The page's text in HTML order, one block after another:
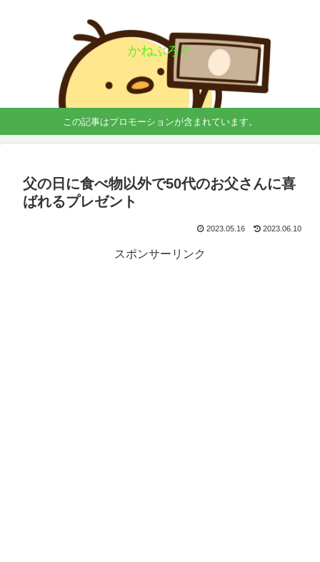
かねぶろぐ
この記事はプロモーションが含まれています。
父の日に食べ物以外で50代のお父さんに喜
ばれるプレゼント
2023.05.16 2023.06.10
スポンサーリンク